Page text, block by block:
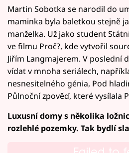
Martin Sobotka se narodil do
maminka byla baletkou stejně
manželka. Už jako student
ve filmu Proč?, kde vytvořil
Jiřím Langmajerem. V poslední
vídat v mnoha seriálech,
nesnesitelného génia, Pod
Půlnoční zpověď, které vysílala
Luxusní domy s několika
rozlehlé pozemky. Tak bydlí